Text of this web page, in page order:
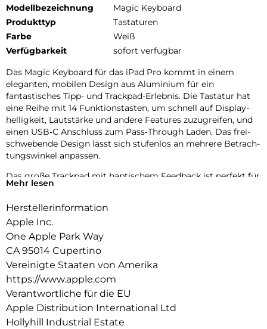
Modellbezeichnung
Magic Keyboard
Produkttyp
Tastaturen
Farbe
Weiß
Verfügbarkeit
sofort verfügbar
Das Magic Keyboard für das iPad Pro kommt in einem
eleganten, mobilen Design aus Aluminium für ein
fantastisches Tipp‑ und Trackpad-Erlebnis. Die Tastatur hat
eine Reihe mit 14 Funktions­tasten, um schnell auf Display­
helligkeit, Lautstärke und andere Features zuzugreifen, und
einen USB‑C Anschluss zum Pass‑Through Laden. Das frei­
schwebende Design lässt sich stufenlos an mehrere Betrach­
tungs­winkel anpassen.
Das große Trackpad mit haptischem Feedback ist perfekt für
Aufgaben, bei denen es auf Präzision ankommt, wie Tabellen
deinem iPad mit intuitiven und vertrauten Multi-Touch
Gesten. Das robuste Cover schützt Vorder‑ und Rückseite
und ist perfekt, um dein iPad Pro überallhin mitzunehmen.
Mehr lesen
Herstellerinformation
Apple Inc.
One Apple Park Way
CA 95014 Cupertino
Vereinigte Staaten von Amerika
https://www.apple.com
Verantwortliche für die EU
Apple Distribution International Ltd
Hollyhill Industrial Estate